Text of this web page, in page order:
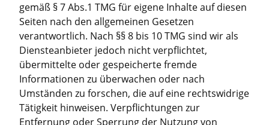
gemäß § 7 Abs.1 TMG für eigene Inhalte auf diesen
Seiten nach den allgemeinen Gesetzen
verantwortlich. Nach §§ 8 bis 10 TMG sind wir als
Diensteanbieter jedoch nicht verpflichtet,
übermittelte oder gespeicherte fremde
Informationen zu überwachen oder nach
Umständen zu forschen, die auf eine rechtswidrige
Tätigkeit hinweisen. Verpflichtungen zur
Entfernung oder Sperrung der Nutzung von